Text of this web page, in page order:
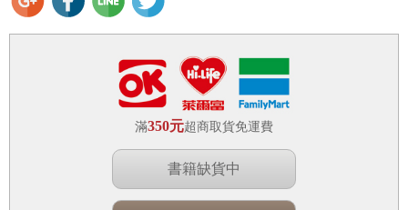
滿350元超商取貨免運費
書籍缺貨中